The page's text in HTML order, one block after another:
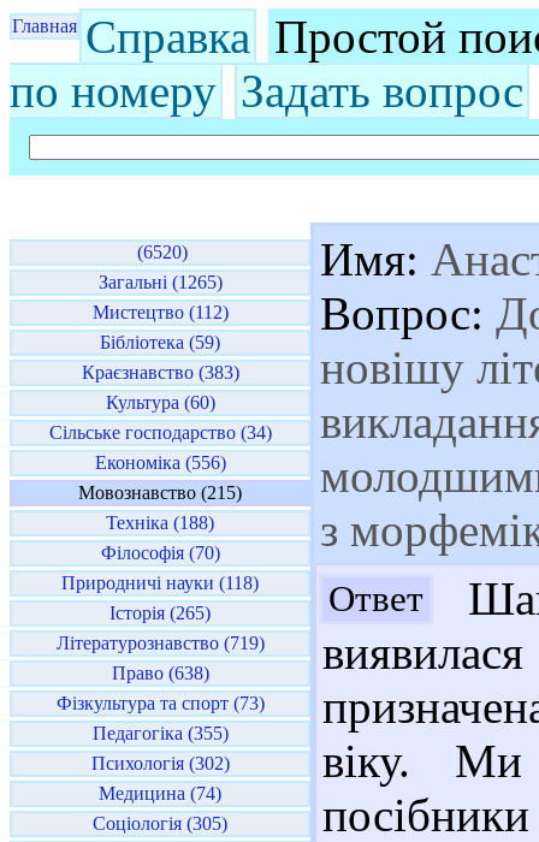
Главная Справка Простой
по номеру Задать вопрос
(6520)
Загальні (1265)
Мистецтво (112)
Бібліотека (59)
Краєзнавство (383)
Культура (60)
Сільське господарство (34)
Економіка (556)
Мовознавство (215)
Техніка (188)
Філософія (70)
Природничі науки (118)
Історія (265)
Літературознавство (719)
Право (638)
Фізкультура та спорт (73)
Педагогіка (355)
Психологія (302)
Медицина (74)
Соціологія (305)
Имя:
Вопрос:
новішу
з
Ответ
віку. Ми